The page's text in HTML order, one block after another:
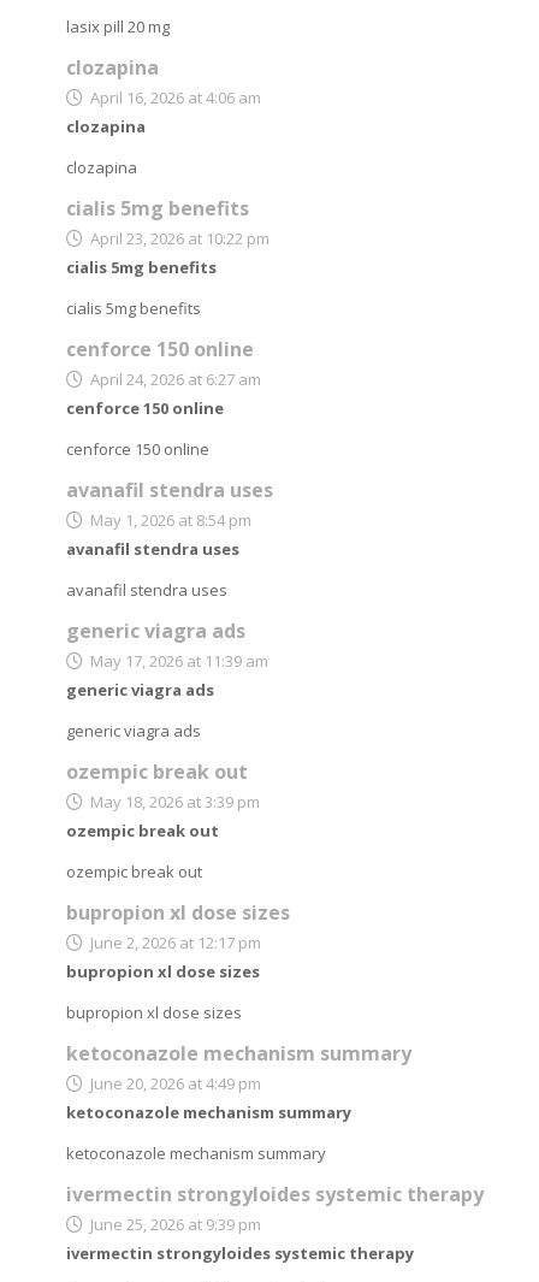
lasix pill 20 mg
clozapina
April 16, 2026 at 4:06 am
clozapina
clozapina
cialis 5mg benefits
April 23, 2026 at 10:22 pm
cialis 5mg benefits
cialis 5mg benefits
cenforce 150 online
April 24, 2026 at 6:27 am
cenforce 150 online
cenforce 150 online
avanafil stendra uses
May 1, 2026 at 8:54 pm
avanafil stendra uses
avanafil stendra uses
generic viagra ads
May 17, 2026 at 11:39 am
generic viagra ads
generic viagra ads
ozempic break out
May 18, 2026 at 3:39 pm
ozempic break out
ozempic break out
bupropion xl dose sizes
June 2, 2026 at 12:17 pm
bupropion xl dose sizes
bupropion xl dose sizes
ketoconazole mechanism summary
June 20, 2026 at 4:49 pm
ketoconazole mechanism summary
ketoconazole mechanism summary
ivermectin strongyloides systemic therapy
June 25, 2026 at 9:39 pm
ivermectin strongyloides systemic therapy